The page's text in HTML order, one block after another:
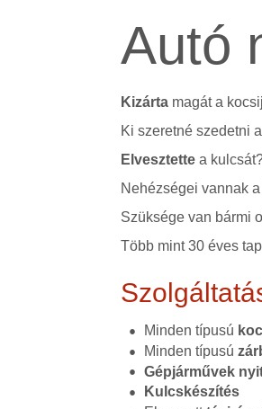
Autó
Kizárta magát a
Ki szeretné szedetni
Elvesztette a
Nehézségei vannak
Szüksége van bármi
Több mint 30 éves
Minden típusú
Minden típusú
Gépjárművek
Kulcskészítés